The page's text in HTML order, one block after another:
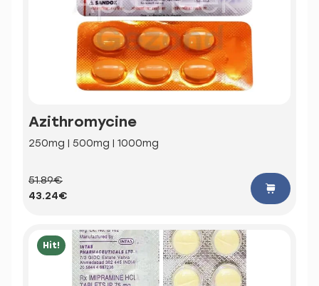
Azithromycine
250mg | 500mg | 1000mg
51.89€
43.24€
Hit!